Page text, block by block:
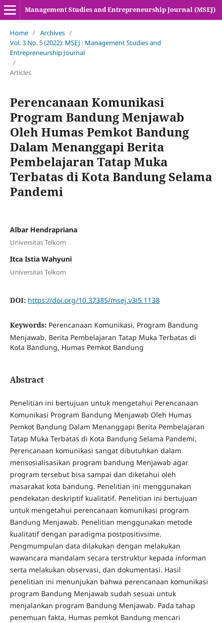
Management Studies and Entrepreneurship Journal (MSEJ)
Home / Archives /
Vol. 3 No. 5 (2022): MSEJ : Management Studies and
Entrepreneurship Journal
/
Articles
Perencanaan Komunikasi
Program Bandung Menjawab
Oleh Humas Pemkot Bandung
Dalam Menanggapi Berita
Pembelajaran Tatap Muka
Terbatas di Kota Bandung Selama
Pandemi
Albar Hendrapriana
Universitas Telkom
Itca Istia Wahyuni
Universitas Telkom
DOI: https://doi.org/10.37385/msej.v3i5.1138
Keywords: Perencanaan Komunikasi, Program Bandung
Menjawab, Berita Pembelajaran Tatap Muka Terbatas di
Kota Bandung, Humas Pemkot Bandung
Abstract
Penelitian ini bertujuan untuk mengetahui Perencanaan
Komunikasi Program Bandung Menjawab Oleh Humas
Pemkot Bandung Dalam Menanggapi Berita Pembelajaran
Tatap Muka Terbatas di Kota Bandung Selama Pandemi,
Perencanaan komunikasi sangat dibutuhkan dalam
mensosialisasikan program bandung Menjawab agar
program tersebut bisa sampai dan diketahui oleh
masarakat kota bandung. Penelitian ini menggunakan
pendekatan deskriptif kualitatif. Penelitian ini bertujuan
untuk mengetahui perencanaan komunikasi program
Bandung Menjawab. Penelitian menggunakan metode
kualitatif dengan paradigma postpositivsime.
Pengmumpulan data dilakukan dengan melakukan
wawancara mandalam secara terstruktur kepada informan
serta melakukan observasi, dan dokumentasi. Hasil
penelitian ini menunjukan bahwa perencanaan komunikasi
program Bandung Menjawab sudah sesuai untuk
menjalankan program Bandung Menjawab. Pada tahap
penemuan fakta, Humas pemkot Bandung mencari